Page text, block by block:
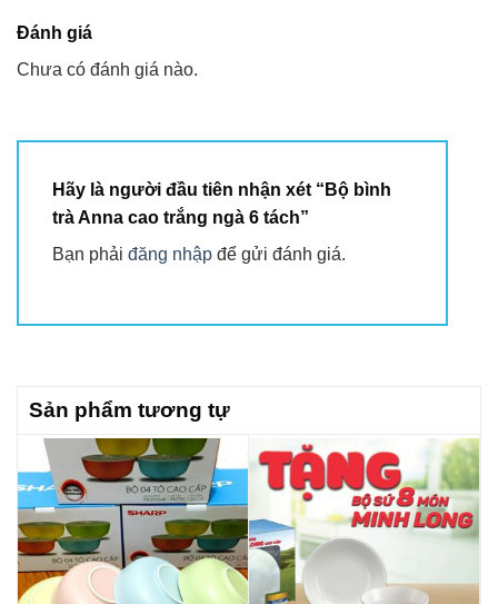
Đánh giá
Chưa có đánh giá nào.
Hãy là người đầu tiên nhận xét “Bộ bình
trà Anna cao trắng ngà 6 tách”
Bạn phải đăng nhập để gửi đánh giá.
Sản phẩm tương tự